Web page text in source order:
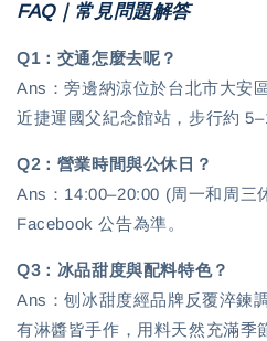
FAQ｜常見問題解答
Q1：交通怎麼去呢？
Ans：旁邊納涼位於台北市大安
近捷運國父紀念館站，步行約
Q2：營業時間與公休日？
Ans：14:00–20:00 (周一和周三
Facebook 公告為準。
Q3：冰品甜度與配料特色？
Ans：刨冰甜度經品牌反覆淬鍊
有淋醬皆手作，用料天然充滿季